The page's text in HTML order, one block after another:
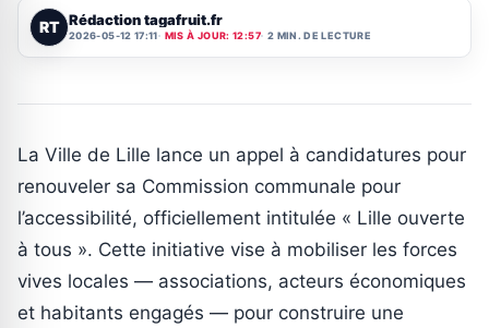
RT Rédaction tagafruit.fr
2026-05-12 17:11 MIS À JOUR: 12:57 2 MIN. DE LECTURE
La Ville de Lille lance un appel à candidatures pour
renouveler sa Commission communale pour
l’accessibilité, officiellement intitulée « Lille ouverte
à tous ». Cette initiative vise à mobiliser les forces
vives locales — associations, acteurs économiques
et habitants engagés — pour construire une